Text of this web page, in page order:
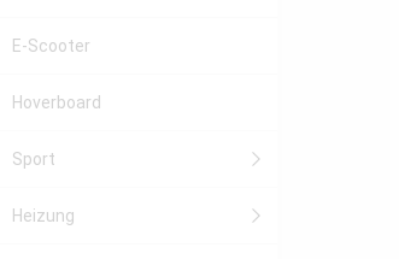
E-Scooter
Hoverboard
Sport
Heizung